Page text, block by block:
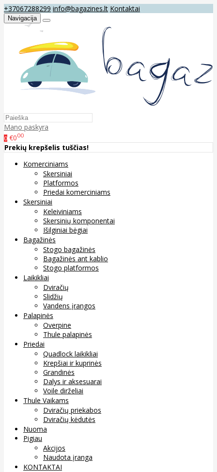
+37067288299 info@bagazines.lt Kontaktai
Navigacija
Mano paskyra
0 €000
Prekių krepšelis tuščias!
Komerciniams
Skersiniai
Platformos
Priedai komerciniams
Skersiniai
Keleiviniams
Skersinių komponentai
Išilginiai bėgiai
Bagažinės
Stogo bagažinės
Bagažinės ant kablio
Stogo platformos
Laikikliai
Dviračių
Slidžių
Vandens įrangos
Palapinės
Overpine
Thule palapinės
Priedai
Quadlock laikikliai
Krepšiai ir kuprinės
Grandinės
Dalys ir aksesuarai
Voile dirželiai
Thule Vaikams
Dviračių priekabos
Dviračių kėdutės
Nuoma
Pigiau
Akcijos
Naudota įranga
KONTAKTAI